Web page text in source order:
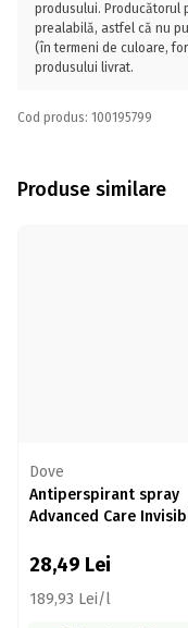
produsului. Producătorul
prealabilă, astfel că nu
(în termeni de culoare,
produsului livrat.
Cod produs: 100195799
Produse similare
Dove
Antiperspirant spray
Advanced Care
150ml
28,49 Lei
189,93 Lei/l